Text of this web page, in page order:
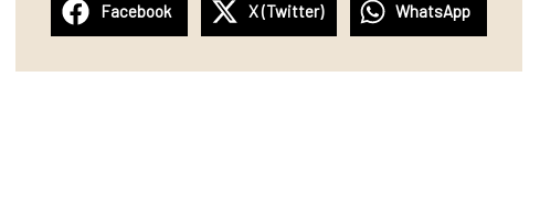
Facebook X (Twitter) WhatsApp